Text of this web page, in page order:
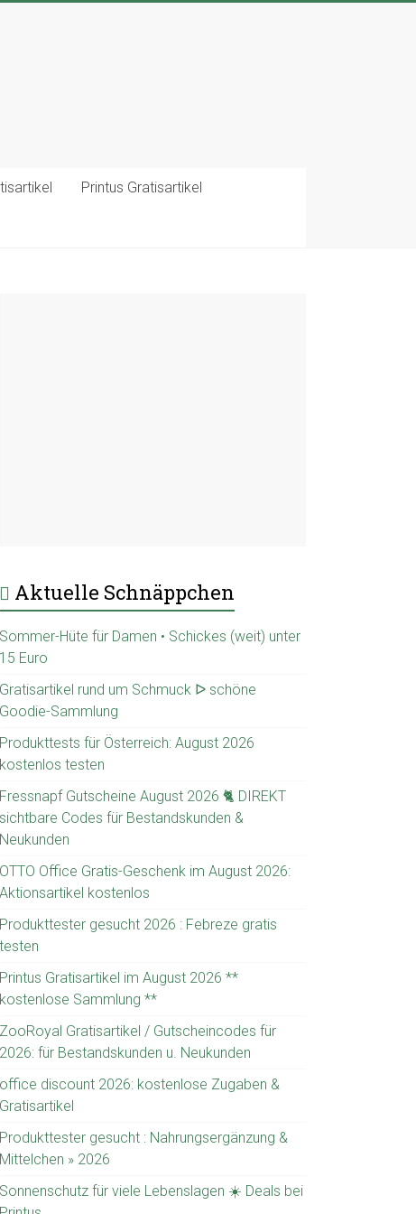
Printus Gratisartikel
Aktuelle Schnäppchen
Sommer-Hüte für Damen • Schickes (weit) unter
15 Euro
Gratisartikel rund um Schmuck ᐅ schöne
Goodie-Sammlung
Produkttests für Österreich: August 2026
kostenlos testen
Fressnapf Gutscheine August 2026 🐈 DIREKT
sichtbare Codes für Bestandskunden &
Neukunden
OTTO Office Gratis-Geschenk im August 2026:
Aktionsartikel kostenlos
Produkttester gesucht 2026 : Febreze gratis
testen
Printus Gratisartikel im August 2026 **
kostenlose Sammlung **
ZooRoyal Gratisartikel / Gutscheincodes für
2026: für Bestandskunden u. Neukunden
office discount 2026: kostenlose Zugaben &
Gratisartikel
Produkttester gesucht : Nahrungsergänzung &
Mittelchen » 2026
Sonnenschutz für viele Lebenslagen ☀️ Deals bei